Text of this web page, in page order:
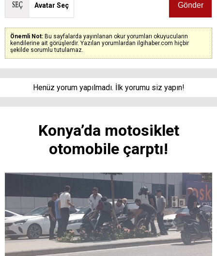
Avatar Seç
Önemli Not: Bu sayfalarda yayınlanan okur yorumları okuyucuların
kendilerine ait görüşlerdir. Yazılan yorumlardan ilgihaber.com hiçbir
şekilde sorumlu tutulamaz.
Henüz yorum yapılmadı. İlk yorumu siz yapın!
Konya’da motosiklet
otomobile çarptı!